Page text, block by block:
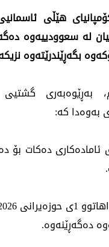
هێڵی
له‌ سعوودییه‌وه‌
نزیكه‌ی 23 هه‌زار
به‌ڕێوه‌به‌ری
به‌وه‌دا كه‌:
ده‌كات بۆ
ده‌گه‌ڕێنه‌وه‌.